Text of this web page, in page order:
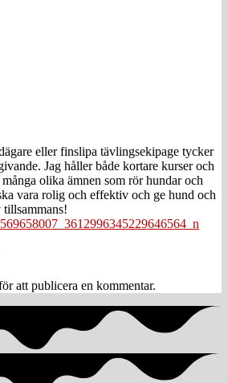
eller finslipa tävlingsekipage tycker
Jag håller både kortare kurser och
olika ämnen som rör hundar och
vara rolig och effektiv och ge hund och
att publicera en kommentar.